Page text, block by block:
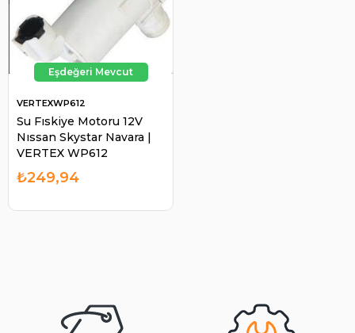
Su Fıskiye Motoru 12V
Nıssan Skystar Navara |
VERTEX WP612
VERTEXWP612
₺249,94